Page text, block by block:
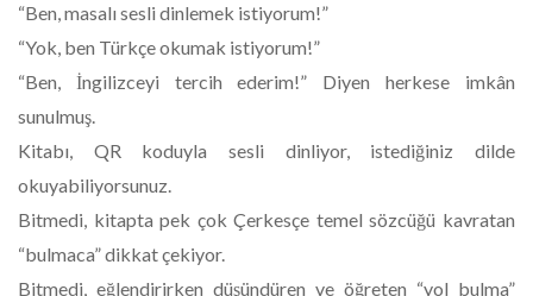
“Ben, masalı sesli dinlemek istiyorum!”
“Yok, ben Türkçe okumak istiyorum!”
“Ben, İngilizceyi tercih ederim!” Diyen herkese imkân
sunulmuş.
Kitabı, QR koduyla sesli dinliyor, istediğiniz dilde
okuyabiliyorsunuz.
Bitmedi, kitapta pek çok Çerkesçe temel sözcüğü kavratan
“bulmaca” dikkat çekiyor.
Bitmedi, eğlendirirken düşündüren ve öğreten “yol bulma”